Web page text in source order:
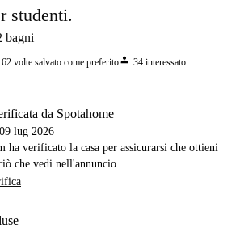
studenti.
bagni
62 volte salvato come preferitoperson 34 interessato
da Spotahome
09 lug 2026
ha verificato la casa per assicurarsi che ottieni
che vedi nell'annuncio.